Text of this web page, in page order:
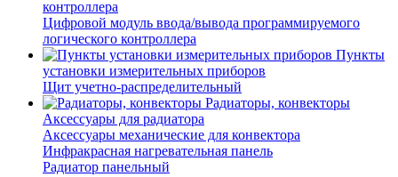
контроллера
Цифровой модуль ввода/вывода программируемого
логического контроллера
Пункты
установки измерительных приборов
Щит учетно-распределительный
Радиаторы, конвекторы
Аксессуары для радиатора
Аксессуары механические для конвектора
Инфракрасная нагревательная панель
Радиатор панельный